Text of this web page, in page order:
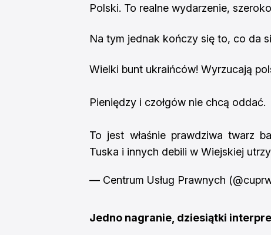
Polski. To realne wydarzenie,
Na tym jednak kończy się to, co da
Wielki bunt ukraińców! Wyrzucają
Pieniędzy i czołgów nie chcą oddać.
To jest właśnie prawdziwa twarz
Tuska i innych debili w Wiejskiej
— Centrum Usług Prawnych
Jedno nagranie, dziesiątki